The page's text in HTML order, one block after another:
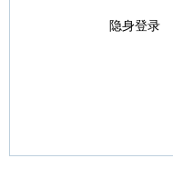
隐身登录